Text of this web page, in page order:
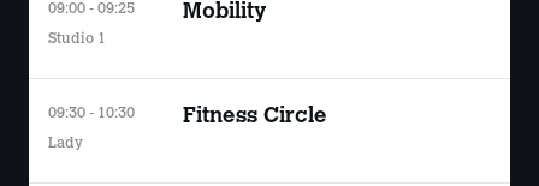
09:00 - 09:25
Studio 1
Mobility
09:30 - 10:30
Lady
Fitness Circle